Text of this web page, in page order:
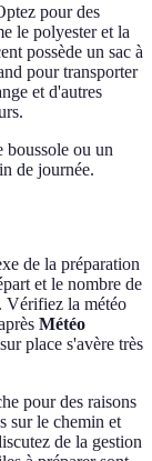
pour des
le polyester et la
possède un sac à
pour transporter
et d'autres
boussole ou un
de journée.
de la préparation
et le nombre de
Vérifiez la météo
Météo
place s'avère très
pour des raisons
sur le chemin et
de la gestion